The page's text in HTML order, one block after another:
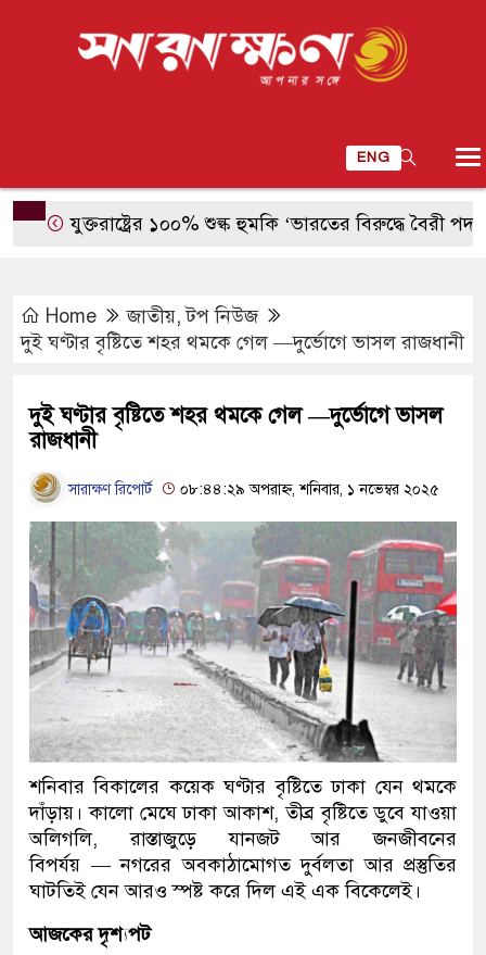
ENG
যুক্তরাষ্ট্রের ১০০% শুল্ক হুমকি ‘ভারতের বিরুদ্ধে বৈরী পদক্ষেপ’:
Home জাতীয়,টপ নিউজ
দুই ঘণ্টার বৃষ্টিতে শহর থমকে গেল —দুর্ভোগে ভাসল রাজধানী
দুই ঘণ্টার বৃষ্টিতে শহর থমকে গেল —দুর্ভোগে ভাসল
রাজধানী
সারাক্ষণ রিপোর্ট ০৮:৪৪:২৯ অপরাহ্ন, শনিবার, ১ নভেম্বর ২০২৫
শনিবার বিকালের কয়েক ঘণ্টার বৃষ্টিতে ঢাকা যেন থমকে
দাঁড়ায়। কালো মেঘে ঢাকা আকাশ, তীব্র বৃষ্টিতে ডুবে যাওয়া
অলিগলি, রাস্তাজুড়ে যানজট আর জনজীবনের
বিপর্যয় — নগরের অবকাঠামোগত দুর্বলতা আর প্রস্তুতির
ঘাটতিই যেন আরও স্পষ্ট করে দিল এই এক বিকেলেই।
আজকের দৃশ্যপট